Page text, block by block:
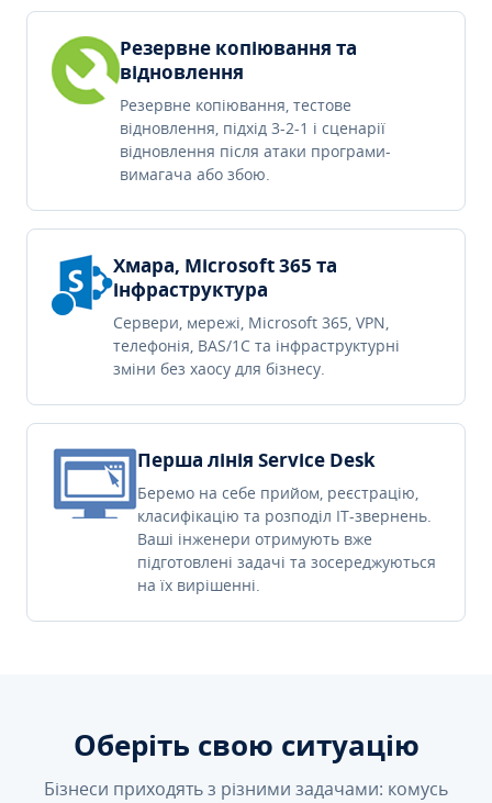
Резервне копіювання та
відновлення
Резервне копіювання, тестове
відновлення, підхід 3-2-1 і сценарії
відновлення після атаки програми-
вимагача або збою.
Хмара, Microsoft 365 та
інфраструктура
Сервери, мережі, Microsoft 365, VPN,
телефонія, BAS/1C та інфраструктурні
зміни без хаосу для бізнесу.
Перша лінія Service Desk
Беремо на себе прийом, реєстрацію,
класифікацію та розподіл IT-звернень.
Ваші інженери отримують вже
підготовлені задачі та зосереджуються
на їх вирішенні.
Оберіть свою ситуацію
Бізнеси приходять з різними задачами: комусь